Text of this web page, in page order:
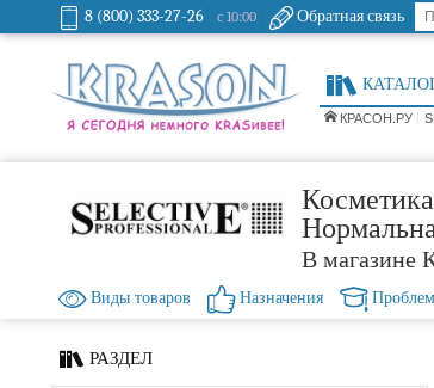
8 (800) 333-27-26 с 10:00 Обратная связь
КРАСОН.РУ
В магазине
Виды товаров Назначения
РАЗДЕЛ